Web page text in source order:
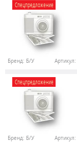
Спецпредложение
Бренд: Б/У Артикул:
Спецпредложение
Бренд: Б/У Артикул: